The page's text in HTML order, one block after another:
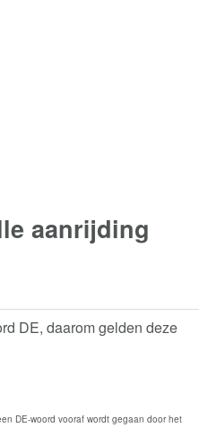
aanrijding
DE, daarom gelden deze
DE-woord vooraf wordt gegaan door het